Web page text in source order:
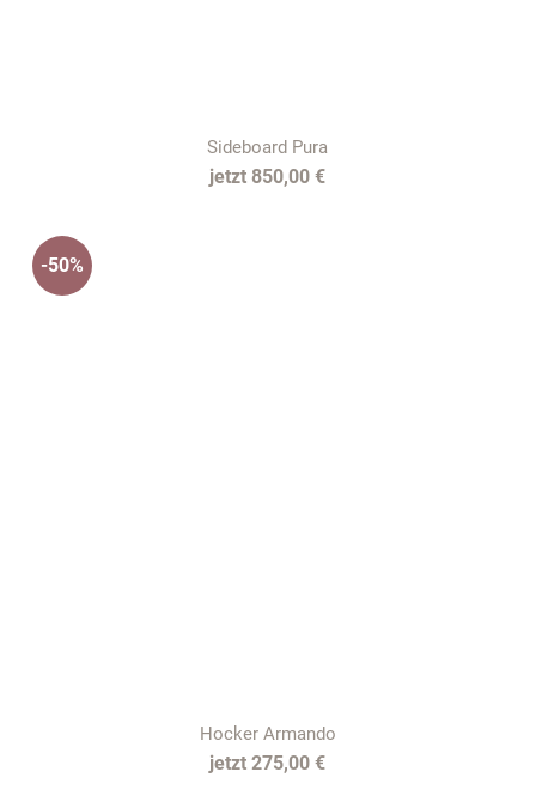
Sideboard Pura
850,00 €
Hocker Armando
275,00 €
-50%